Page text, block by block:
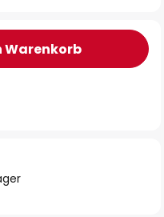
Warenkorb